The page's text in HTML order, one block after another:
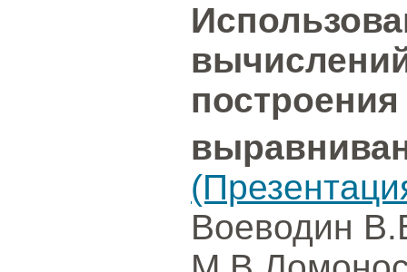
Воеводин